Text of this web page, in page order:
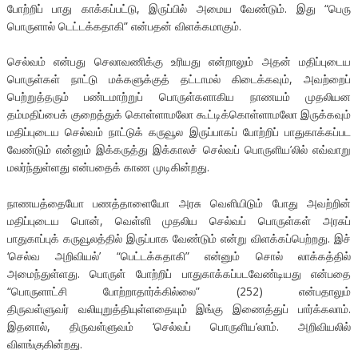
போற்றிப் பாது காக்கப்பட்டு, இருப்பில் அமைய வேண்டும். இது “பெரு
பொருளால் டெட்டக்கதாகி” என்பதன் விளக்கமாகும்.
செல்வம் என்பது செலாவணிக்கு உரியது என்றாலும் அதன் மதிப்புடைய
பொருள்கள் நாட்டு மக்களுக்குத் தட்டாமல் கிடைக்கவும், அவற்றைப்
பெற்றுத்தரும் பண்டமாற்றுப் பொருள்களாகிய நாணயம் முதலியன
தம்மதிப்பைக் குறைத்துக் கொள்ளாமலோ கூட்டிக்கொள்ளாமலோ இருக்கவும்
மதிப்புடைய செல்வம் நாட்டுக் கருவூல இருப்பாகப் போற்றிப் பாதுகாக்கப்பட
வேண்டும் என்னும் இக்கருத்து இக்காலச் செல்வப் பொருளிய’லில் எவ்வாறு
மலர்ந்துள்ளது என்பதைக் காண முடிகின்றது.
நாணயத்தையோ பணத்தாளையோ அரசு வெளியிடும் போது அவற்றின்
மதிப்புடைய பொன், வெள்ளி முதலிய செல்வப் பொருள்கள் அரசுப்
பாதுகாப்புக் கருவூலத்தில் இருப்பாக வேண்டும் என்று விளக்கப்பெற்றது. இச்
‘செல்வ அறிவியல்’ “பெட்டக்கதாகி” என்னும் சொல் லாக்கத்தில்
அமைந்துள்ளது. பொருள் போற்றிப் பாதுகாக்கப்படவேண்டியது என்பதை
“பொருளாட்சி போற்றாதார்க்கில்லை” (252) என்பதாலும்
திருவள்ளுவர் வலியுறுத்தியுள்ளதையும் இங்கு இணைத்துப் பார்க்கலாம்.
இதனால், திருவள்ளுவம் ‘செல்வப் பொருளிய’லாம். அறிவியலில்
விளங்குகின்றது.